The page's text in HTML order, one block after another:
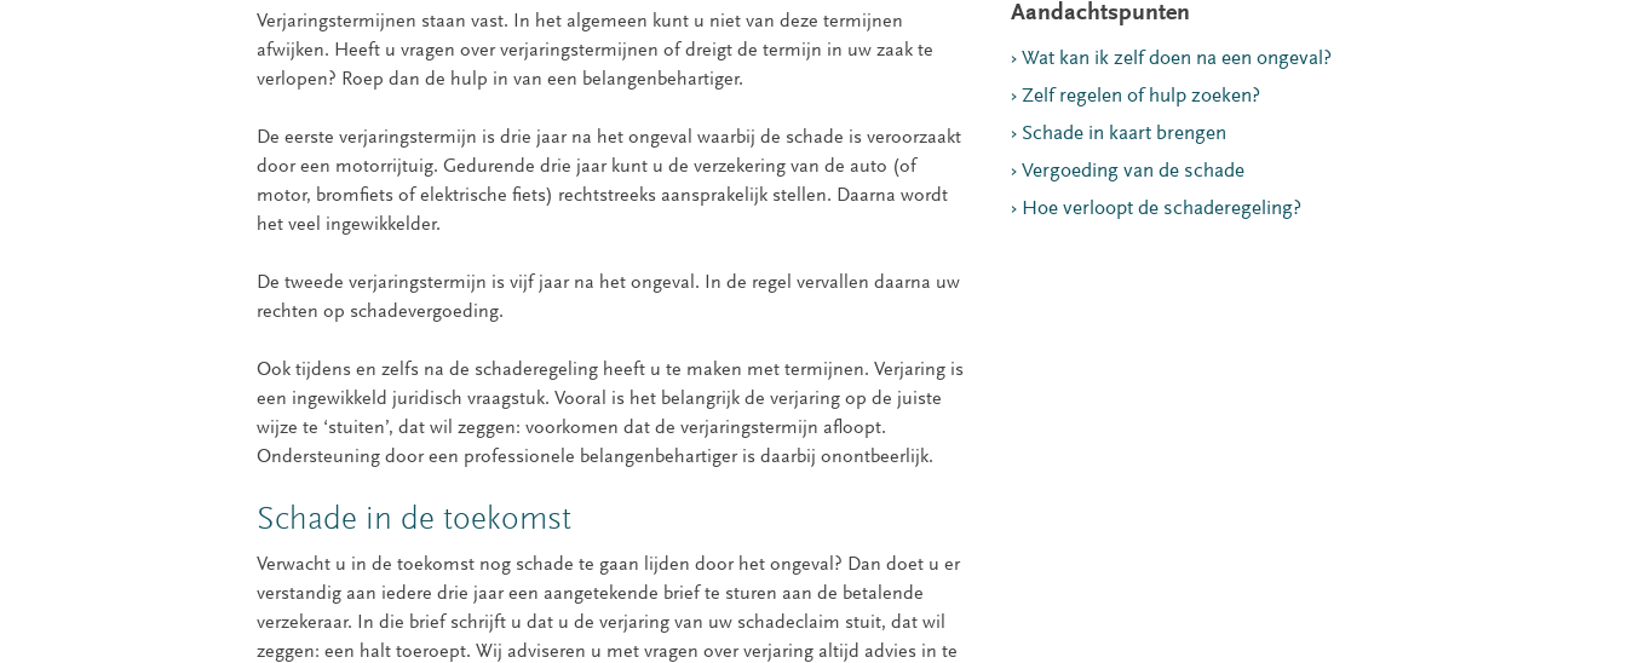
Verjaringstermijnen staan vast. In het algemeen kunt u niet van deze termijnen
afwijken. Heeft u vragen over verjaringstermijnen of dreigt de termijn in uw zaak te
verlopen? Roep dan de hulp in van een belangenbehartiger.
De eerste verjaringstermijn is drie jaar na het ongeval waarbij de schade is veroorzaakt
door een motorrijtuig. Gedurende drie jaar kunt u de verzekering van de auto (of
motor, bromfiets of elektrische fiets) rechtstreeks aansprakelijk stellen. Daarna wordt
het veel ingewikkelder.
De tweede verjaringstermijn is vijf jaar na het ongeval. In de regel vervallen daarna uw
rechten op schadevergoeding.
Ook tijdens en zelfs na de schaderegeling heeft u te maken met termijnen. Verjaring is
een ingewikkeld juridisch vraagstuk. Vooral is het belangrijk de verjaring op de juiste
wijze te ‘stuiten’, dat wil zeggen: voorkomen dat de verjaringstermijn afloopt.
Ondersteuning door een professionele belangenbehartiger is daarbij onontbeerlijk.
Schade in de toekomst
Verwacht u in de toekomst nog schade te gaan lijden door het ongeval? Dan doet u er
verstandig aan iedere drie jaar een aangetekende brief te sturen aan de betalende
verzekeraar. In die brief schrijft u dat u de verjaring van uw schadeclaim stuit, dat wil
zeggen: een halt toeroept. Wij adviseren u met vragen over verjaring altijd advies in te
Aandachtspunten
Wat kan ik zelf doen na een ongeval?
Zelf regelen of hulp zoeken?
Schade in kaart brengen
Vergoeding van de schade
Hoe verloopt de schaderegeling?